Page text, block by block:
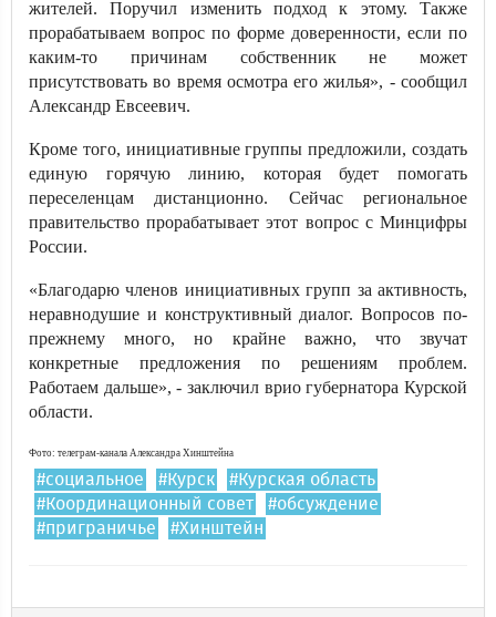
жителей. Поручил изменить подход к этому. Также
прорабатываем вопрос по форме доверенности, если по
каким-то причинам собственник не может
присутствовать во время осмотра его жилья», - сообщил
Александр Евсеевич.
Кроме того, инициативные группы предложили, создать
единую горячую линию, которая будет помогать
переселенцам дистанционно. Сейчас региональное
правительство прорабатывает этот вопрос с Минцифры
России.
«Благодарю членов инициативных групп за активность,
неравнодушие и конструктивный диалог. Вопросов по-
прежнему много, но крайне важно, что звучат
конкретные предложения по решениям проблем.
Работаем дальше», - заключил врио губернатора Курской
области.
Фото: телеграм-канала Александра Хинштейна
#социальное #Курск
#Курская область
#Координационный совет
#обсуждение
#приграничье
#Хинштейн